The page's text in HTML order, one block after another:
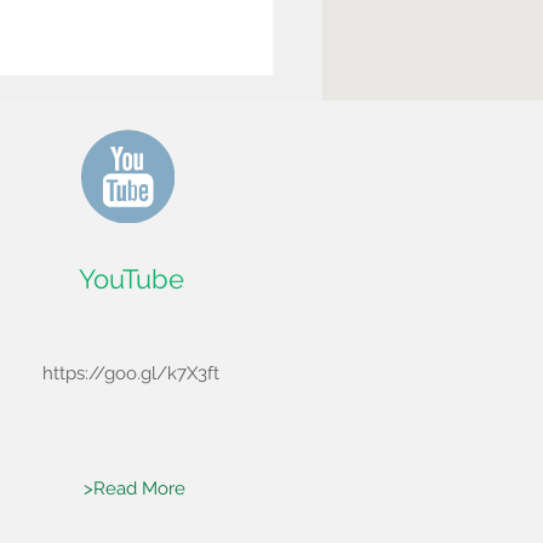
YouTube
https://goo.gl/k7X3ft
>Read More